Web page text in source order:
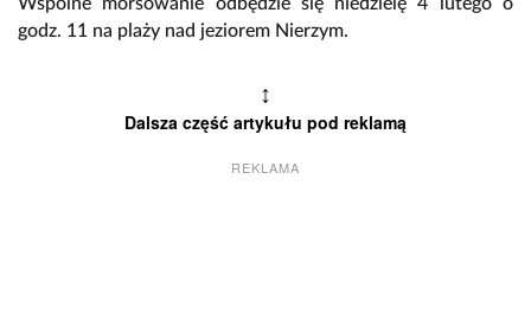
godz. 11 na plaży nad jeziorem Nierzym.
↕
Dalsza część artykułu pod reklamą
REKLAMA